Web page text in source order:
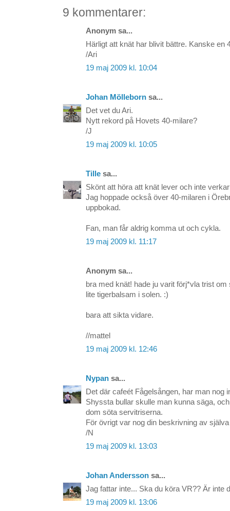
9 kommentarer:
Anonym sa...
Härligt att knät har blivit bättre. Kanske en
/Ari
19 maj 2009 kl. 10:04
Johan Mölleborn sa...
Det vet du Ari.
Nytt rekord på Hovets 40-milare?
/J
19 maj 2009 kl. 10:05
Tille sa...
Skönt att höra att knät lever och inte
Jag hoppade också över 40-milaren i
uppbokad.
Fan, man får aldrig komma ut och cykla.
19 maj 2009 kl. 11:17
Anonym sa...
bra med knät! hade ju varit förj*vla trist
lite tigerbalsam i solen. :)
bara att sikta vidare.
//mattel
19 maj 2009 kl. 12:46
Nypan sa...
Det där cafeét Fågelsången, har man nog
Shyssta bullar skulle man kunna säga,
dom söta servitriserna.
För övrigt var nog din beskrivning av
/N
19 maj 2009 kl. 13:03
Johan Andersson sa...
Jag fattar inte... Ska du köra VR?? Är inte
19 maj 2009 kl. 13:06